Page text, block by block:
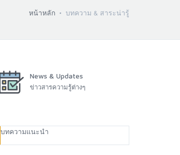
หน้าหลัก บทความ & สาระน่ารู้
News & Updates
ข่าวสารความรู้ต่างๆ
บทความแนะนำ